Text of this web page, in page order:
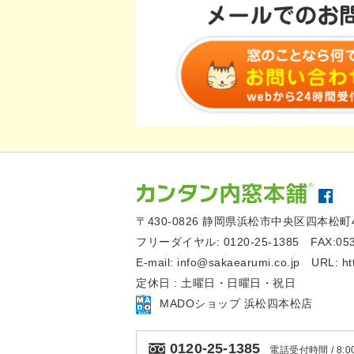
〒430-0826 静岡県浜松市中央区四本松
フリーダイヤル: 0120-25-1385
E-mail: info@sakaearumi.co.jp URL:
定休日 : 土曜日・日曜日・祝日
MADOショップ 浜松四本松店
0120-25-1385 電話受付時間 /